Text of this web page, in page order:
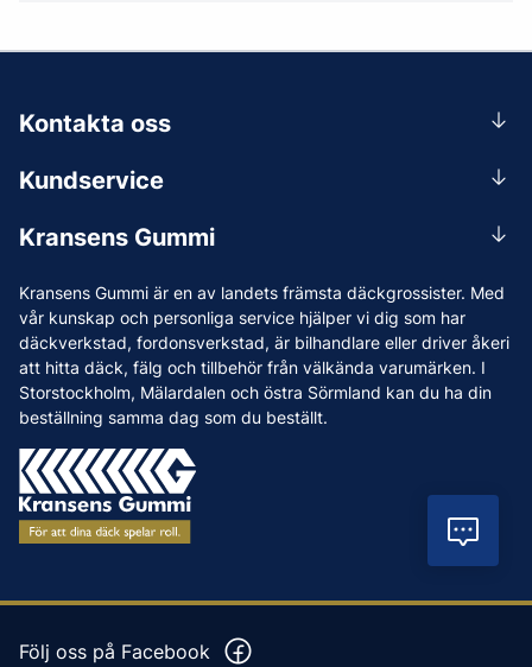
Kransens Gummi är en av landets främsta däckgrossister. Med
vår kunskap och personliga service hjälper vi dig som har
däckverkstad, fordonsverkstad, är bilhandlare eller driver åkeri
att hitta däck, fälg och tillbehör från välkända varumärken. I
Storstockholm, Mälardalen och östra Sörmland kan du ha din
beställning samma dag som du beställt.
Kundservice
Leverans
Reklamation & återköp
Betalning & faktura
Köpvillkor
Vanliga frågor och svar
Kransens Gummi
Vi som jobbar på Kransens Gummi
Jobba hos oss
Nyheter
Tips & Råd
Varumärken
Våra Verkstäder
Press
Kontakta oss
0156-409 00
Mån-Tors 07.30-16:30, Fre 07.30-15.00.
Lunchstängt 12:00-12:30
Följ oss på Facebook